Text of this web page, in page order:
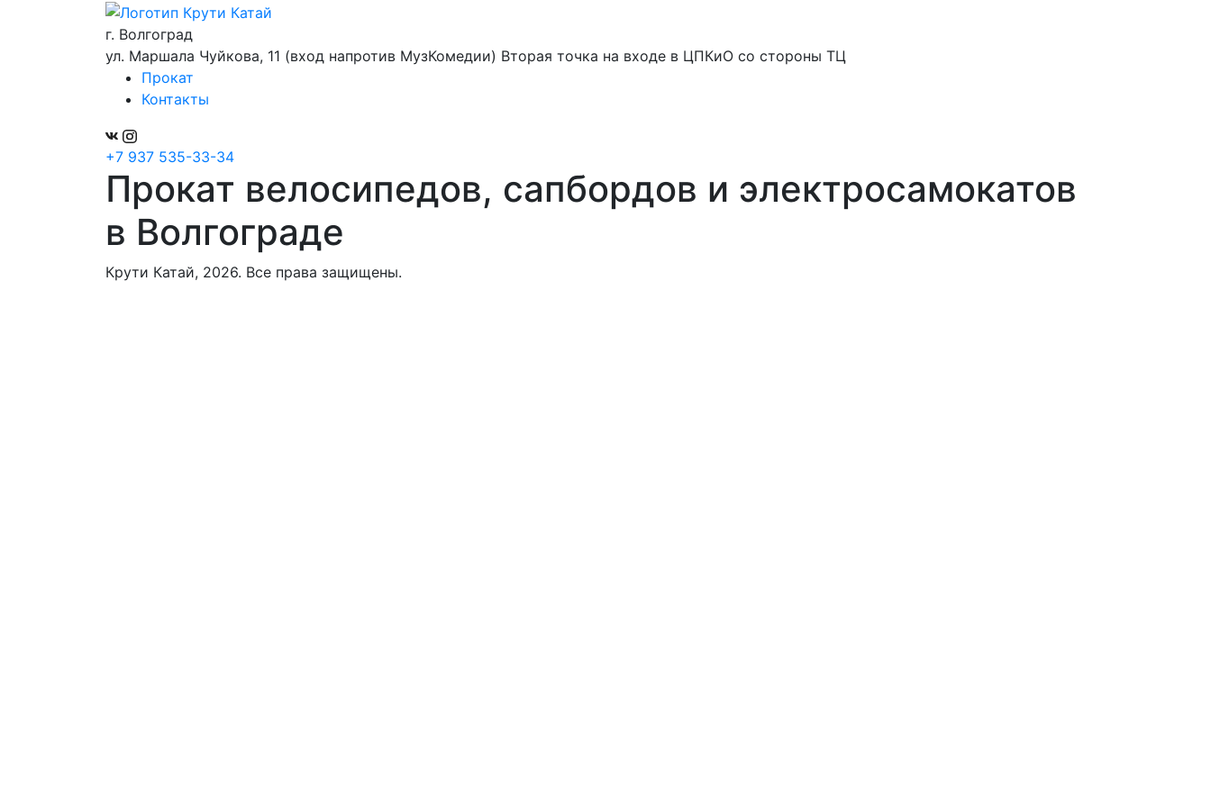
г. Волгоград
ул. Маршала Чуйкова, 11 (вход напротив МузКомедии) Вторая точка на входе в ЦПКиО со стороны ТЦ
Прокат
Контакты
+7 937 535-33-34
Прокат велосипедов, сапбордов и электросамокатов
в Волгограде
Крути Катай, 2026. Все права защищены.